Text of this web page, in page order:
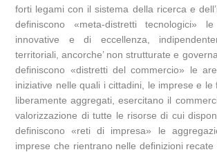
forti legami con il sistema della ricerca e
definiscono «meta-distretti tecnologici»
innovative e di eccellenza,
territoriali, ancorche’ non strutturate e
definiscono «distretti del commercio» le
iniziative nelle quali i cittadini, le imprese e le
liberamente aggregati, esercitano il
valorizzazione di tutte le risorse di cui
definiscono «reti di impresa» le
imprese che rientrano nelle definizioni